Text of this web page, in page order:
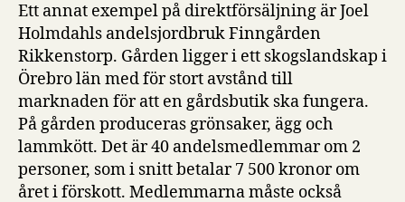
Ett annat exempel på direktförsäljning är Joel
Holmdahls andelsjordbruk Finngården
Rikkenstorp. Gården ligger i ett skogslandskap i
Örebro län med för stort avstånd till
marknaden för att en gårdsbutik ska fungera.
På gården produceras grönsaker, ägg och
lammkött. Det är 40 andelsmedlemmar om 2
personer, som i snitt betalar 7 500 kronor om
året i förskott. Medlemmarna måste också